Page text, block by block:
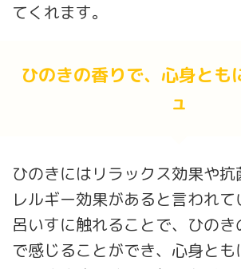
てくれます。
ひのきの香りで、心身とも
ュ
ひのきにはリラックス効果や抗
レルギー効果があると言われ
呂いすに触れることで、ひの
で感じることができ、心身と